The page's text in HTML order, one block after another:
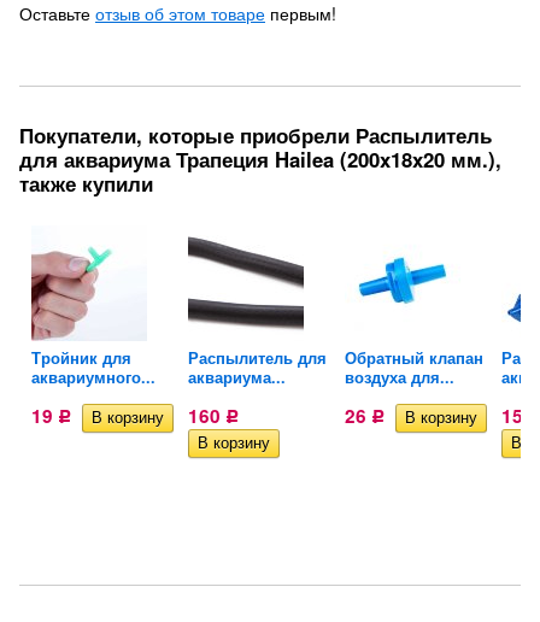
Оставьте отзыв об этом товаре первым!
Покупатели, которые приобрели Распылитель
для аквариума Трапеция Hailea (200x18x20 мм.),
также купили
Тройник для
аквариумного...
19 Р
Распылитель для
аквариума...
160 Р
Обратный клапан
воздуха для...
26 Р 157